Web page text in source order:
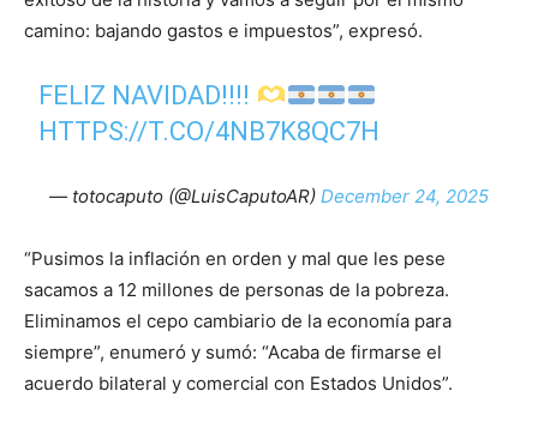
camino: bajando gastos e impuestos”, expresó.
FELIZ NAVIDAD!!!!
HTTPS://T.CO/4NB7K8QC7H
— totocaputo (@LuisCaputoAR) December 24, 2025
“Pusimos la inflación en orden y mal que les pese
sacamos a 12 millones de personas de la pobreza.
Eliminamos el cepo cambiario de la economía para
siempre”, enumeró y sumó: “Acaba de firmarse el
acuerdo bilateral y comercial con Estados Unidos”.